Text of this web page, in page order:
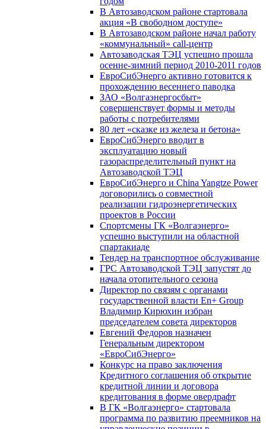
В Автозаводском районе стартовала
акция «В свободном доступе»
В Автозаводском районе начал работу
«коммунальный» call-центр
Автозаводская ТЭЦ успешно прошла
осенне-зимний период 2010-2011 годов
ЕвроСибЭнерго активно готовится к
прохождению весеннего паводка
ЗАО «Волгаэнергосбыт»
совершенствует формы и методы
работы с потребителями
80 лет «сказке из железа и бетона»
ЕвроСибЭнерго вводит в
эксплуатацию новый
газораспределительный пункт на
Автозаводской ТЭЦ
ЕвроСибЭнерго и China Yangtze Power
договорились о совместной
реализации гидроэнергетических
проектов в России
Спортсмены ГК «Волгаэнерго»
успешно выступили на областной
спартакиаде
Тендер на транспортное обслуживание
ГРС Автозаводской ТЭЦ запустят до
начала отопительного сезона
Директор по связям с органами
государственной власти En+ Group
Владимир Кирюхин избран
председателем совета директоров
Евгений Федоров назначен
Генеральным директором
«ЕвроСибЭнерго»
Конкурс на право заключения
Кредитного соглашения об открытие
кредитной линии и договора
кредитования в форме овердрафт
В ГК «Волгаэнерго» стартовала
программа по развитию преемников на